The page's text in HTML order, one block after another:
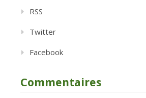
RSS
Twitter
Facebook
Commentaires